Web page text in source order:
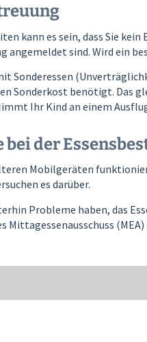
kann es sein, dass Sie
angemeldet sind. Wird ein
Sonderessen
Sonderkost benötigt. Das
Ihr Kind an einem
bei der
Mobilgeräten
es darüber.
Probleme haben, das
Mittagessenausschuss